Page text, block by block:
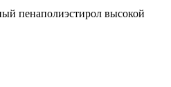
пенаполиэстирол высокой